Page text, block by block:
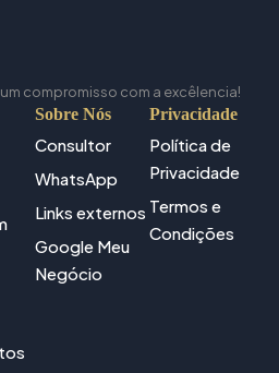
compromisso com a excêlencia!
Sobre Nós
Consultor
WhatsApp
Links externos
Google Meu
Negócio
Privacidade
Política de
Privacidade
Termos e
Condições